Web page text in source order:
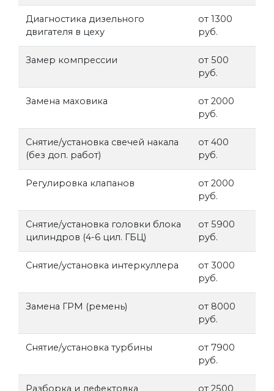
Диагностика дизельного
двигателя в цеху
от 1300
руб.
Замер компрессии
от 500
руб.
Замена маховика
от 2000
руб.
Снятие/установка свечей накала
(без доп. работ)
от 400
руб.
Регулировка клапанов
от 2000
руб.
Снятие/установка головки блока
цилиндров (4-6 цил. ГБЦ)
от 5900
руб.
Снятие/установка интеркуллера
от 3000
руб.
Замена ГРМ (ремень)
от 8000
руб.
Снятие/установка турбины
от 7900
руб.
Разборка и дефектовка от 2500